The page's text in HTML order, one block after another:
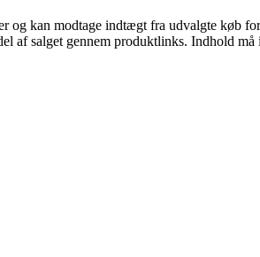
kan modtage indtægt fra udvalgte køb
af salget gennem produktlinks. Indhold må